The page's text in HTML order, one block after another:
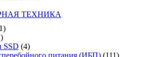
ТЕХНИКА
SSD (4)
питания (ИБП) (111)